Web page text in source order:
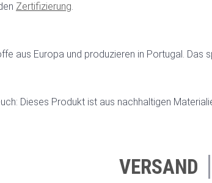
Zertifizierung.
aus Europa und produzieren in Portugal. Das
Dieses Produkt ist aus nachhaltigen
VERSAND